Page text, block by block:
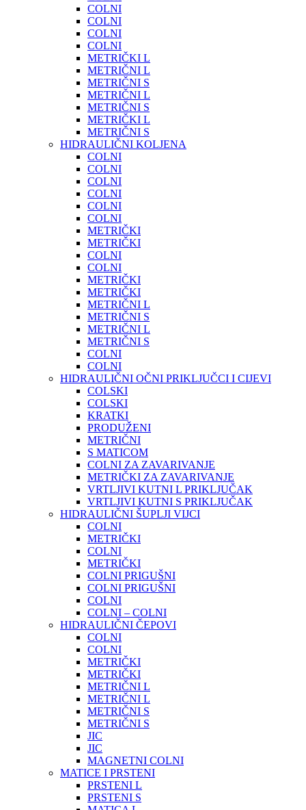
COLNI
COLNI
COLNI
COLNI
METRIČKI L
METRIČNI L
METRIČNI S
METRIČNI L
METRIČNI S
METRIČKI L
METRIČNI S
HIDRAULIČNI KOLJENA
COLNI
COLNI
COLNI
COLNI
COLNI
COLNI
METRIČKI
METRIČKI
COLNI
COLNI
METRIČKI
METRIČKI
METRIČNI L
METRIČNI S
METRIČNI L
METRIČNI S
COLNI
COLNI
HIDRAULIČNI OČNI PRIKLJUČCI I CIJEVI
COLSKI
COLSKI
KRATKI
PRODUŽENI
METRIČNI
S MATICOM
COLNI ZA ZAVARIVANJE
METRIČKI ZA ZAVARIVANJE
VRTLJIVI KUTNI L PRIKLJUČAK
VRTLJIVI KUTNI S PRIKLJUČAK
HIDRAULIČNI ŠUPLJI VIJCI
COLNI
METRIČKI
COLNI
METRIČKI
COLNI PRIGUŠNI
COLNI PRIGUŠNI
COLNI
COLNI – COLNI
HIDRAULIČNI ČEPOVI
COLNI
COLNI
METRIČKI
METRIČKI
METRIČNI L
METRIČNI L
METRIČNI S
METRIČNI S
JIC
JIC
MAGNETNI COLNI
MATICE I PRSTENI
PRSTENI L
PRSTENI S